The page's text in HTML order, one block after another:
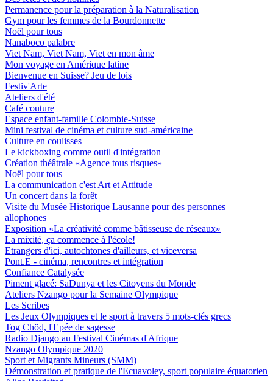
Permanence pour la préparation à la Naturalisation
Gym pour les femmes de la Bourdonnette
Noël pour tous
Nanaboco palabre
Viet Nam, Viet Nam, Viet en mon âme
Mon voyage en Amérique latine
Bienvenue en Suisse? Jeu de lois
Festiv'Arte
Ateliers d'été
Café couture
Espace enfant-famille Colombie-Suisse
Mini festival de cinéma et culture sud-américaine
Culture en coulisses
Le kickboxing comme outil d'intégration
Création théâtrale «Agence tous risques»
Noël pour tous
La communication c'est Art et Attitude
Un concert dans la forêt
Visite du Musée Historique Lausanne pour des personnes
allophones
Exposition «La créativité comme bâtisseuse de réseaux»
La mixité, ça commence à l'école!
Etrangers d'ici, autochtones d'ailleurs, et viceversa
Pont.E - cinéma, rencontres et intégration
Confiance Catalysée
Piment glacé: SaDunya et les Citoyens du Monde
Ateliers Nzango pour la Semaine Olympique
Les Scribes
Les Jeux Olympiques et le sport à travers 5 mots-clés grecs
Tog Chöd, l'Epée de sagesse
Radio Django au Festival Cinémas d'Afrique
Nzango Olympique 2020
Sport et Migrants Mineurs (SMM)
Démonstration et pratique de l'Ecuavoley, sport populaire équatorien